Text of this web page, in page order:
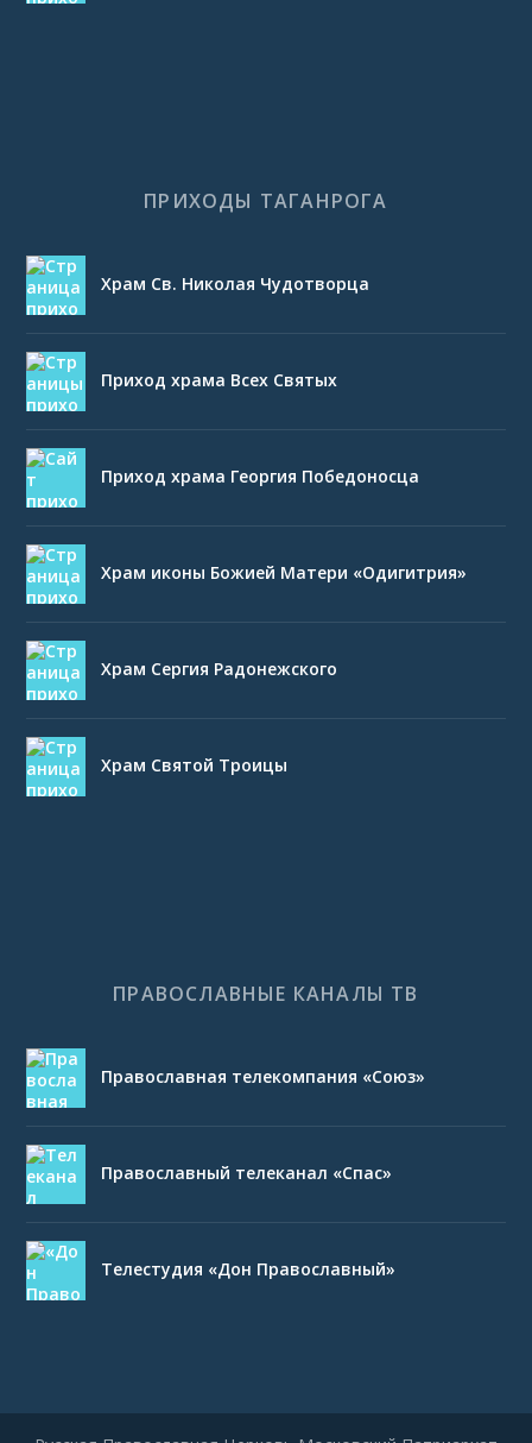
ПРИХОДЫ ТАГАНРОГА
Храм Св. Николая Чудотворца
Приход храма Всех Святых
Приход храма Георгия Победоносца
Храм иконы Божией Матери «Одигитрия»
Храм Сергия Радонежского
Храм Святой Троицы
ПРАВОСЛАВНЫЕ КАНАЛЫ ТВ
Православная телекомпания «Союз»
Православный телеканал «Спас»
Телестудия «Дон Православный»